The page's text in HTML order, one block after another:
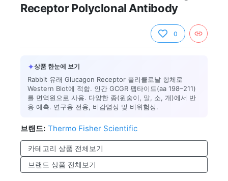
Receptor Polyclonal Antibody
0
✦상품 한눈에 보기
Rabbit 유래 Glucagon Receptor 폴리클로날 항체로
Western Blot에 적합. 인간 GCGR 펩타이드(aa 198–211)
를 면역원으로 사용. 다양한 종(원숭이, 말, 소, 개)에서 반
응 예측. 연구용 전용, 비감염성 및 비위험성.
브랜드: Thermo Fisher Scientific
카테고리 상품 전체보기
브랜드 상품 전체보기